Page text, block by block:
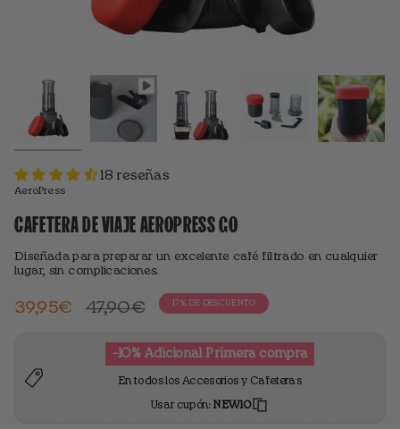
18 reseñas
AeroPress
CAFETERA DE VIAJE AEROPRESS GO
Diseñada para preparar un excelente café filtrado en cualquier
lugar, sin complicaciones.
39,95€
Precio
47,90€ 17% DE DESCUENTO
-10% Adicional Primera compra
En todos los Accesorios y Cafeteras
Usar cupón: NEW10